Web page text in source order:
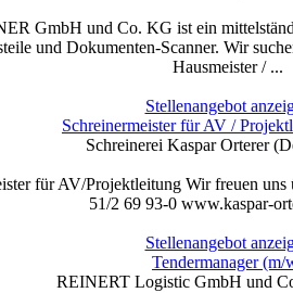
und Co. KG ist ein
und Dokumenten-Scanner. Wir
Hausmeister / ...
Stellenangebot
Schreinermeister für AV /
Schreinerei Kaspar Orterer
für AV/Projektleitung Wir freuen
51/2 69 93-0 www.kaspar-
Stellenangebot
Tendermanager (m/
REINERT Logistic GmbH und